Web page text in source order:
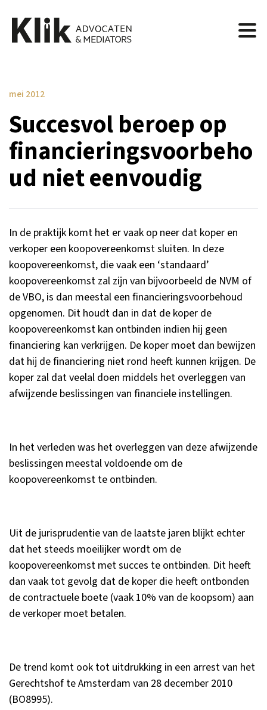
mei 2012
Succesvol beroep op
financieringsvoorbeho
ud niet eenvoudig
In de praktijk komt het er vaak op neer dat koper en
verkoper een koopovereenkomst sluiten. In deze
koopovereenkomst, die vaak een ‘standaard’
koopovereenkomst zal zijn van bijvoorbeeld de NVM of
de VBO, is dan meestal een financieringsvoorbehoud
opgenomen. Dit houdt dan in dat de koper de
koopovereenkomst kan ontbinden indien hij geen
financiering kan verkrijgen. De koper moet dan bewijzen
dat hij de financiering niet rond heeft kunnen krijgen. De
koper zal dat veelal doen middels het overleggen van
afwijzende beslissingen van financiele instellingen.
In het verleden was het overleggen van deze afwijzende
beslissingen meestal voldoende om de
koopovereenkomst te ontbinden.
Uit de jurisprudentie van de laatste jaren blijkt echter
dat het steeds moeilijker wordt om de
koopovereenkomst met succes te ontbinden. Dit heeft
dan vaak tot gevolg dat de koper die heeft ontbonden
de contractuele boete (vaak 10% van de koopsom) aan
de verkoper moet betalen.
De trend komt ook tot uitdrukking in een arrestvan het
Gerechtshof te Amsterdam van 28 december 2010
(BO8995).